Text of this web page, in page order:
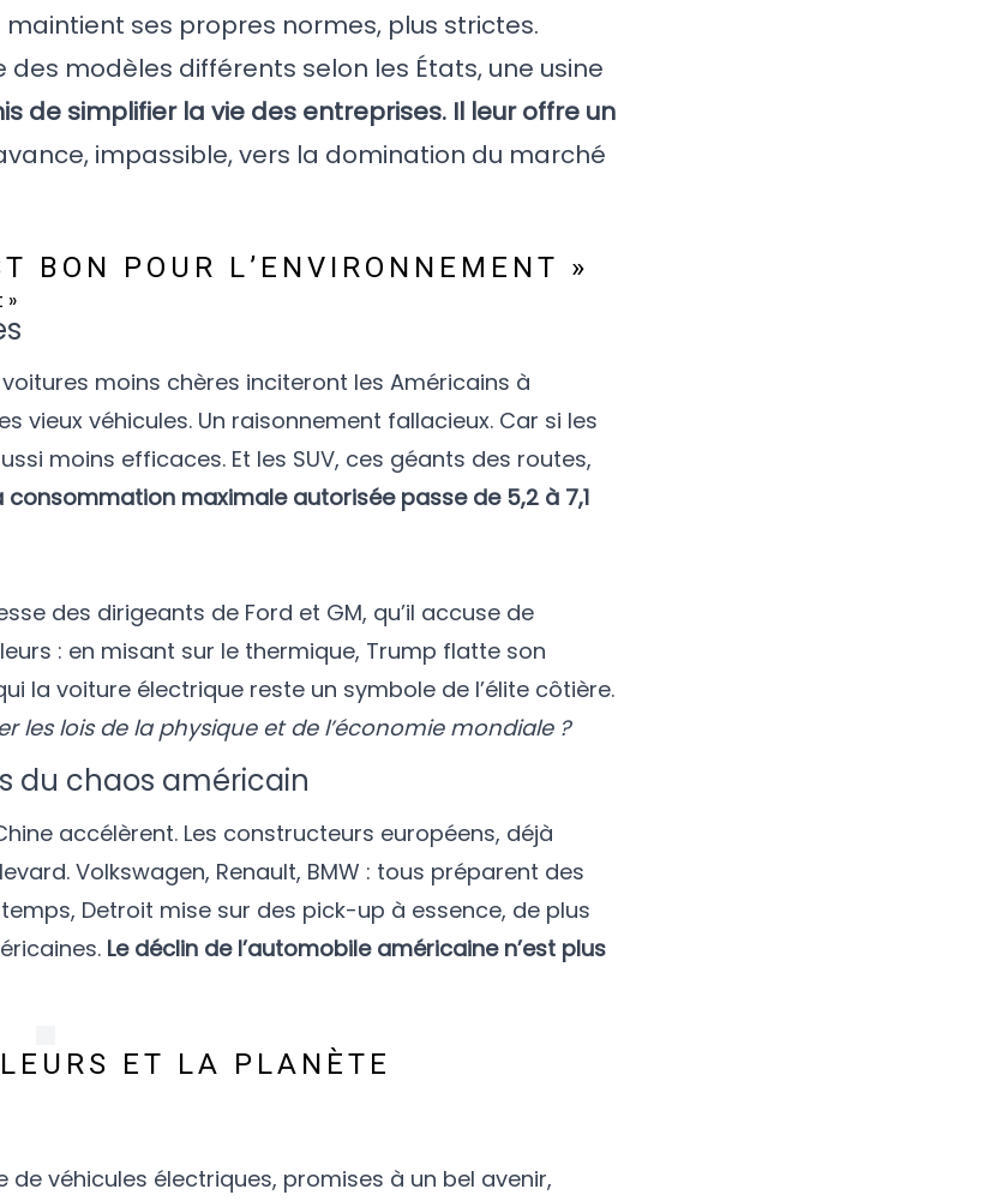
ses propres normes, plus strictes.
modèles différents selon les États, une usine
de simplifier la vie des entreprises. Il leur offre un
impassible, vers la domination du marché
BON POUR L’ENVIRONNEMENT »
moins chères inciteront les Américains à
vieux véhicules. Un raisonnement fallacieux. Car si les
moins efficaces. Et les SUV, ces géants des routes,
consommation maximale autorisée passe de 5,2 à 7,1
des dirigeants de Ford et GM, qu’il accuse de
: en misant sur le thermique, Trump flatte son
la voiture électrique reste un symbole de l’élite côtière.
les lois de la physique et de l’économie mondiale ?
du chaos américain
accélèrent. Les constructeurs européens, déjà
Volkswagen, Renault, BMW : tous préparent des
Detroit mise sur des pick-up à essence, de plus
Le déclin de l’automobile américaine n’est plus
ET LA PLANÈTE
véhicules électriques, promises à un bel avenir,